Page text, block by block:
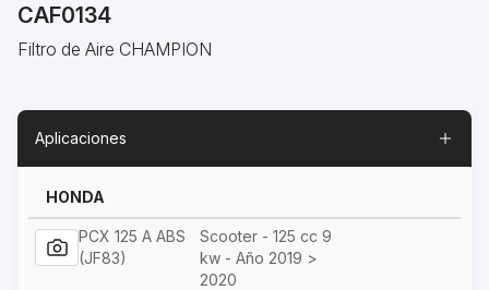
CAF0134
Filtro de Aire CHAMPION
Aplicaciones
HONDA
PCX 125 A ABS
(JF83)
Scooter - 125 cc 9
kw - Año 2019 >
2020